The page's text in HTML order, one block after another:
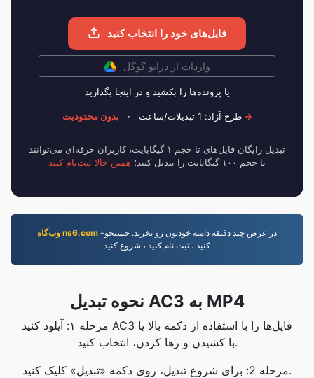
فایل‌های خود را انتخاب کنید
واردات از درایو گوگل
یا پرونده‌ها را بکشید و در اینجا بگذارید
طرح آزاد: 1 تبدیلات/ساعت · بدون محدودیت →
تبدیل رایگان فایل‌های تا حجم ۱ گیگابایت، کاربران حرفه‌ای می‌توانند
تا حجم ۱۰۰ گیگابایت را تبدیل کنند؛
همین حالا ثبت‌نام کنید
وب‌گاه ns6.com -در عرض چند دقيقه دامنه خودتون رو بخريد. جستجو
کنيد ، ثبت نام کنيد ، شروع کنيد
نحوه تبدیل AC3 به MP4
مرحله ۱: آپلود کنید AC3 فایل‌ها را با استفاده از دکمه بالا یا
با کشیدن و رها کردن، انتخاب کنید.
مرحله 2: برای شروع تبدیل، روی دکمه «تبدیل» کلیک کنید.